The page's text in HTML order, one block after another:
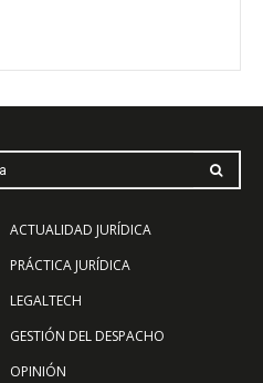
ACTUALIDAD JURÍDICA
PRÁCTICA JURÍDICA
LEGALTECH
GESTIÓN DEL DESPACHO
OPINIÓN